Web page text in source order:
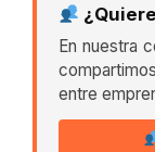
En nuestra
entre